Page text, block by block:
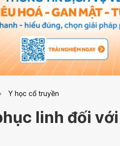
Y học cổ truyền
linh đối